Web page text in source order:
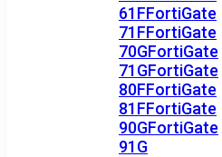
61FFortiGate
71FFortiGate
70GFortiGate
71GFortiGate
80FFortiGate
81FFortiGate
90GFortiGate
91G